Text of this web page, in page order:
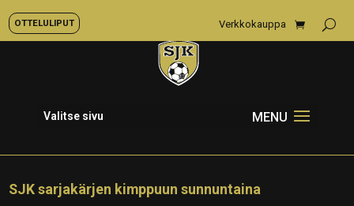
OTTELULIPUT Verkkokauppa
Valitse sivu
SJK sarjakärjen kimppuun sunnuntaina